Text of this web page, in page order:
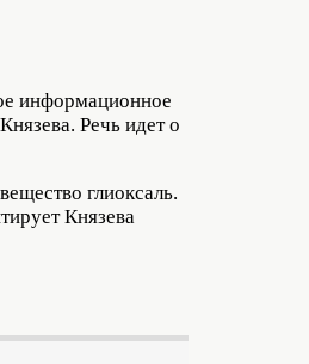
информационное
Речь идет о
глиоксаль.
Князева